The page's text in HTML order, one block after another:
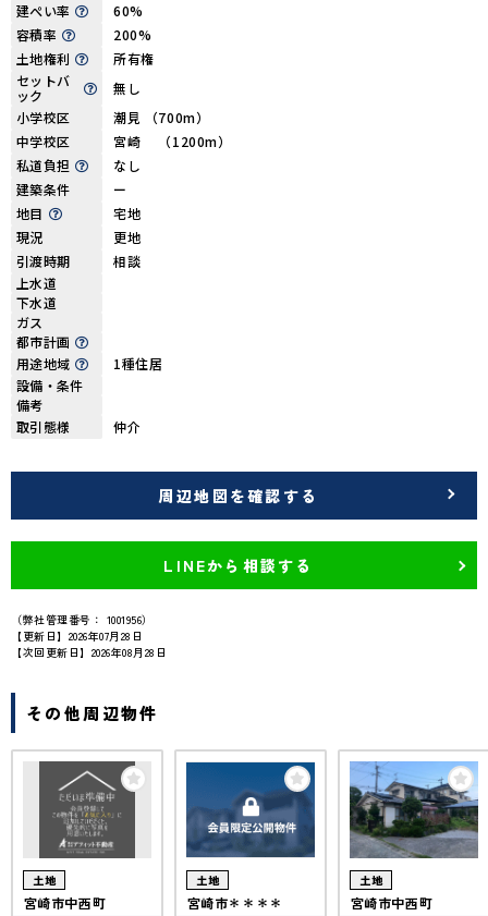
建ぺい率
60%
容積率
200%
土地権利
所有権
セットバ
ック
無し
小学校区
潮見 （700m）
中学校区
宮崎 （1200m）
私道負担
なし
建築条件
ー
地目
宅地
現況
更地
引渡時期
相談
上水道
下水道
ガス
都市計画
用途地域
1種住居
設備・条件
備考
取引態様
仲介
周辺地図を確認する
LINEから相談する
（弊社管理番号： 1001956）
【更新日】2026年07月28日
【次回更新日】2026年08月28日
その他周辺物件
土地
宮崎市中西町
土地
宮崎市＊＊＊＊
土地
宮崎市中西町